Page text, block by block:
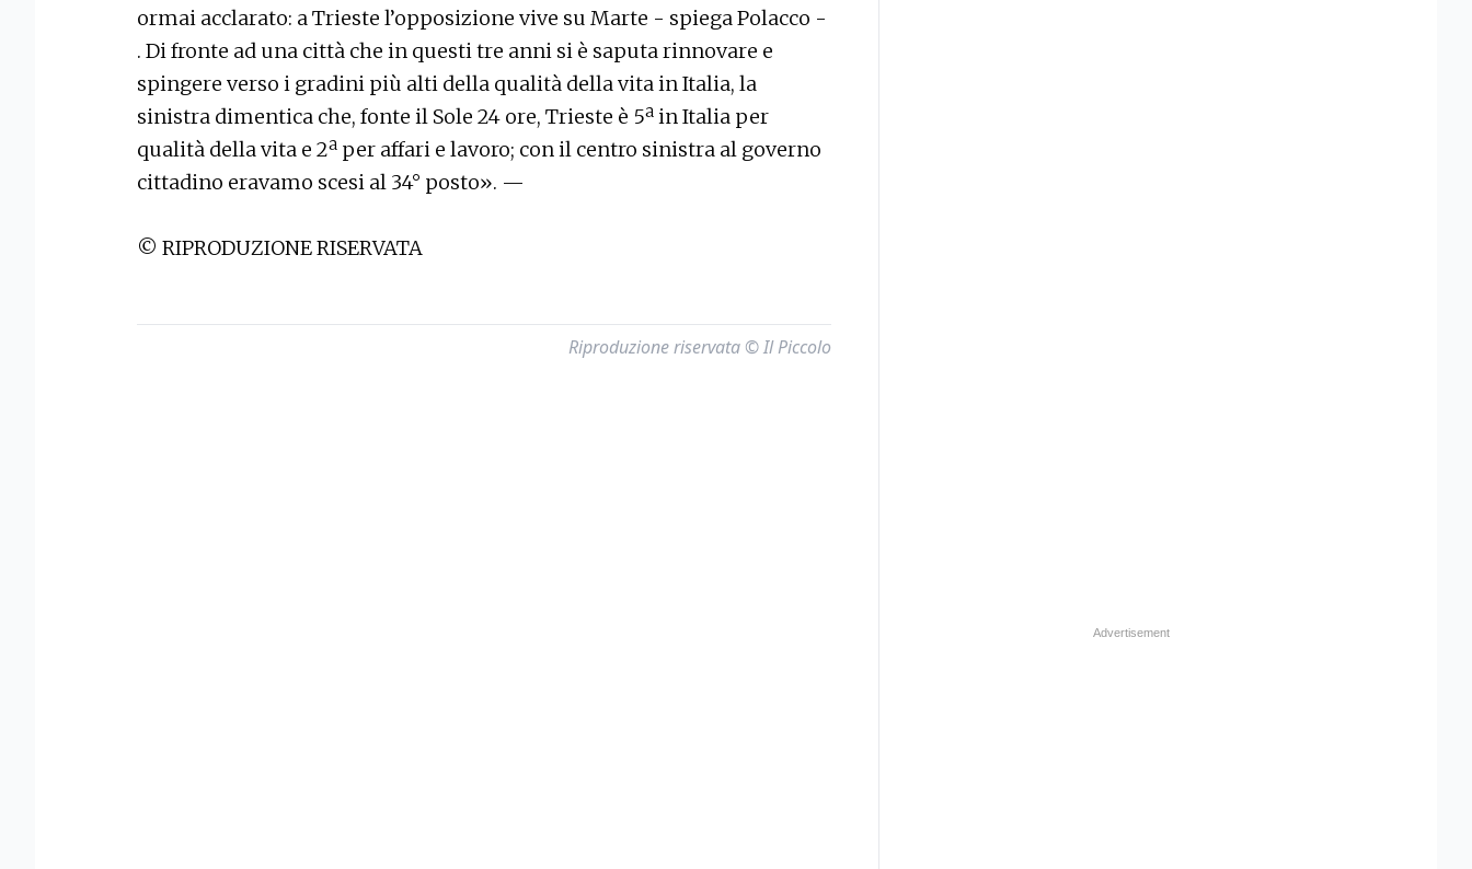
ormai acclarato: a Trieste l’opposizione vive su Marte - spiega Polacco -
. Di fronte ad una città che in questi tre anni si è saputa rinnovare e
spingere verso i gradini più alti della qualità della vita in Italia, la
sinistra dimentica che, fonte il Sole 24 ore, Trieste è 5ª in Italia per
qualità della vita e 2ª per affari e lavoro; con il centro sinistra al governo
cittadino eravamo scesi al 34° posto». —
© RIPRODUZIONE RISERVATA
Riproduzione riservata © Il Piccolo